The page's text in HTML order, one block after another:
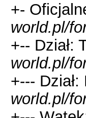
+-
world.pl/
+-- Dział:
world.pl/
+---
world.pl/